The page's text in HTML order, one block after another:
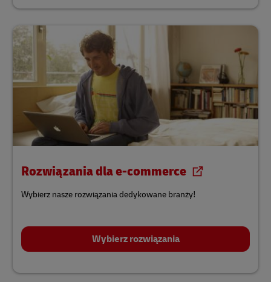
Rozwiązania dla e-commerce
Wybierz nasze rozwiązania dedykowane branży!
Wybierz rozwiązania